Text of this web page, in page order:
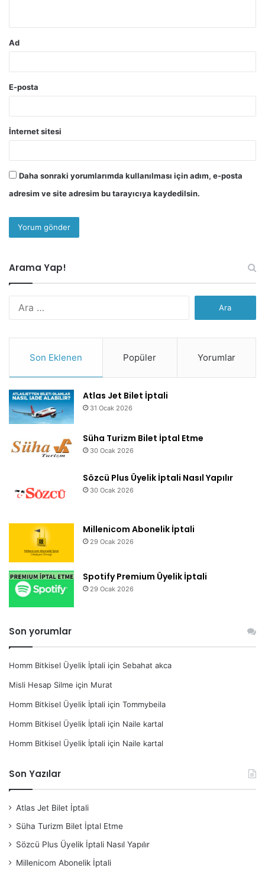
Ad
E-posta
İnternet sitesi
Daha sonraki yorumlarımda kullanılması için adım, e-posta
adresim ve site adresim bu tarayıcıya kaydedilsin.
Arama Yap!
Son Eklenen Popüler Yorumlar
Atlas Jet Bilet İptali
31 Ocak 2026
Süha Turizm Bilet İptal Etme
30 Ocak 2026
Sözcü Plus Üyelik İptali Nasıl Yapılır
30 Ocak 2026
Millenicom Abonelik İptali
29 Ocak 2026
Spotify Premium Üyelik İptali
29 Ocak 2026
Son yorumlar
Homm Bitkisel Üyelik İptali için Sebahat akca
Misli Hesap Silme için Murat
Homm Bitkisel Üyelik İptali için Tommybeila
Homm Bitkisel Üyelik İptali için Naile kartal
Homm Bitkisel Üyelik İptali için Naile kartal
Son Yazılar
Atlas Jet Bilet İptali
Süha Turizm Bilet İptal Etme
Sözcü Plus Üyelik İptali Nasıl Yapılır
Millenicom Abonelik İptali